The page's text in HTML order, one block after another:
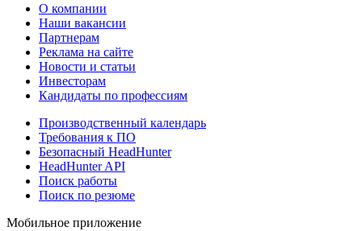
О компании
Наши вакансии
Партнерам
Реклама на сайте
Новости и статьи
Инвесторам
Кандидаты по профессиям
Производственный календарь
Требования к ПО
Безопасный HeadHunter
HeadHunter API
Поиск работы
Поиск по резюме
Мобильное приложение